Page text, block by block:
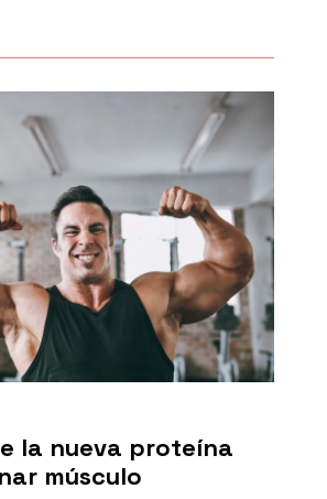
la nueva proteína
músculo